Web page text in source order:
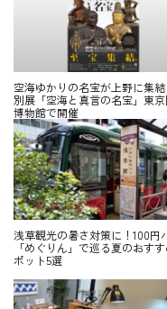
空海ゆかりの名宝が上野に集
別展「空海と真言の名宝」東
博物館で開催
浅草観光の暑さ対策に！100円
「めぐりん」で巡る夏のおす
ポット5選